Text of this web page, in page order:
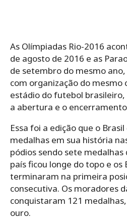
As Olímpiadas Rio-2016
de agosto de 2016 e as
de setembro do mesmo
com organização do mesmo
estádio do futebol
a abertura e o encerramento
Essa foi a edição que o
medalhas em sua história
pódios sendo sete
país ficou longe do topo e os
terminaram na primeira
consecutiva. Os moradores
conquistaram 121
ouro.